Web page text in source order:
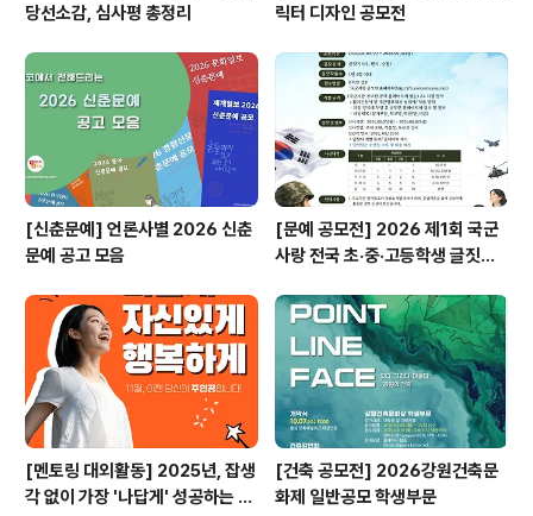
당선소감, 심사평 총정리
릭터 디자인 공모전
[신춘문예] 언론사별 2026 신춘
문예 공고 모음
[문예 공모전] 2026 제1회 국군
사랑 전국 초·중·고등학생 글짓기
[멘토링 대외활동] 2025년, 잡생
각 없이 가장 '나답게' 성공하는 법
[건축 공모전] 2026강원건축문
화제 일반공모 학생부문